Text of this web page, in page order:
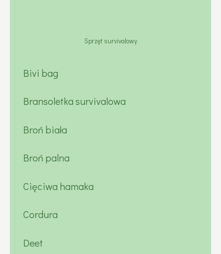
Sprzęt survivalowy
Bivi bag
Bransoletka survivalowa
Broń biała
Broń palna
Cięciwa hamaka
Cordura
Deet